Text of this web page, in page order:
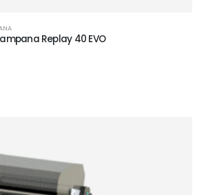
Replay 40 EVO